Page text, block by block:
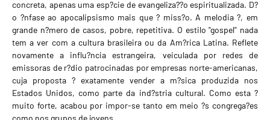
concreta, apenas uma esp?cie de evangeliza??o espiritualizada. D?
o ?nfase ao apocalipsismo mais que ? miss?o. A melodia ?, em
grande n?mero de casos, pobre, repetitiva. O estilo "gospel" nada
tem a ver com a cultura brasileira ou da Am?rica Latina. Reflete
novamente a influ?ncia estrangeira, veiculada por redes de
emissoras de r?dio patrocinadas por empresas norte-americanas,
cuja proposta ? exatamente vender a m?sica produzida nos
Estados Unidos, como parte da ind?stria cultural. Como esta ?
muito forte, acabou por impor-se tanto em meio ?s congrega?es